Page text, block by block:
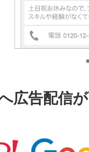
広告配信